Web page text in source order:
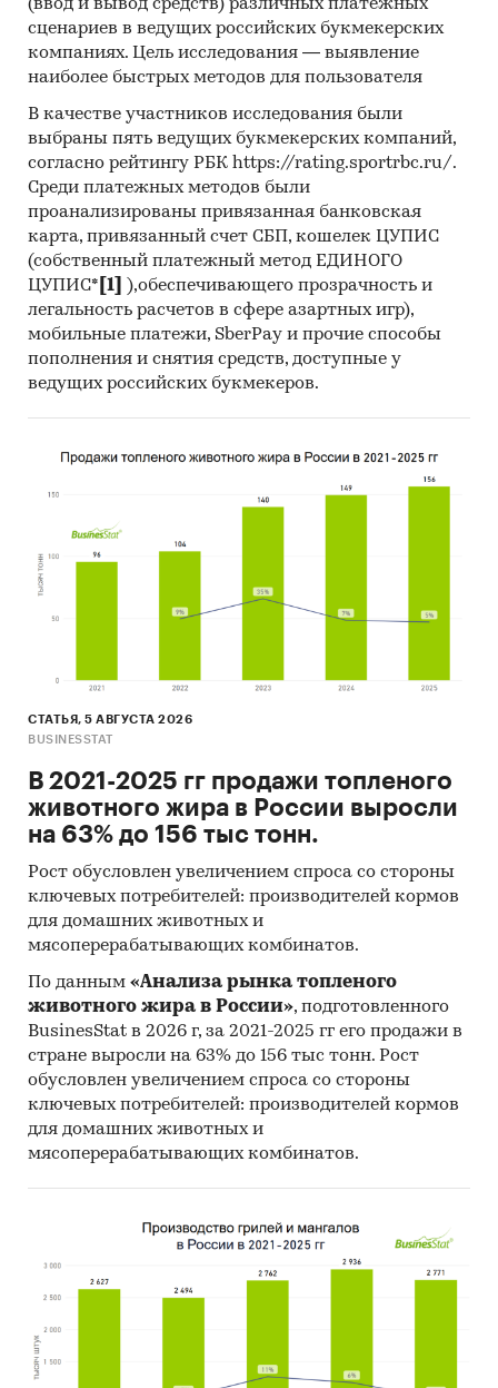
поставок:
- Рейтинг крупнейших российских импортеров
и зарубежных поставщиков
- Рейтинг ведущих российских экспортеров и
зарубежных покупателей
Единицы измерения:
Количественные показатели в отчете
рассчитаны в шт, стоимостные - в долларах и
рублях
География исследования:
РФ, федеральные округа и регионы РФ, страны
Категории: Россия
(ввод и вывод средств) различных платежных
сценариев в ведущих российских букмекерских
компаниях. Цель исследования — выявление
наиболее быстрых методов для пользователя
В качестве участников исследования были
выбраны пять ведущих букмекерских компаний,
согласно рейтингу РБК https://rating.sportrbc.ru/.
Среди платежных методов были
проанализированы привязанная банковская
карта, привязанный счет СБП, кошелек ЦУПИС
(собственный платежный метод ЕДИНОГО
ЦУПИС* [1]
),обеспечивающего прозрачность и
легальность расчетов в сфере азартных игр),
мобильные платежи, SberPay и прочие способы
пополнения и снятия средств, доступные у
ведущих российских букмекеров.
СТАТЬЯ, 5 АВГУСТА 2026
BUSINESSTAT
В 2021-2025 гг продажи топленого
животного жира в России выросли
на 63% до 156 тыс тонн.
Рост обусловлен увеличением спроса со стороны
ключевых потребителей: производителей кормов
для домашних животных и
мясоперерабатывающих комбинатов.
По данным «Анализа рынка топленого
животного жира в России», подготовленного
BusinesStat в 2026 г, за 2021-2025 гг его продажи в
стране выросли на 63% до 156 тыс тонн. Рост
обусловлен увеличением спроса со стороны
ключевых потребителей: производителей кормов
для домашних животных и
мясоперерабатывающих комбинатов.